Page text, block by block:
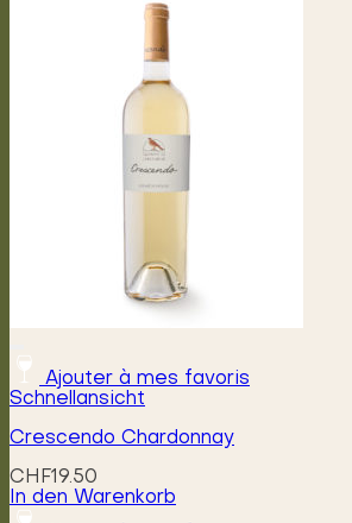
Ajouter à mes favoris
Schnellansicht
Crescendo Chardonnay
CHF19.50
In den Warenkorb